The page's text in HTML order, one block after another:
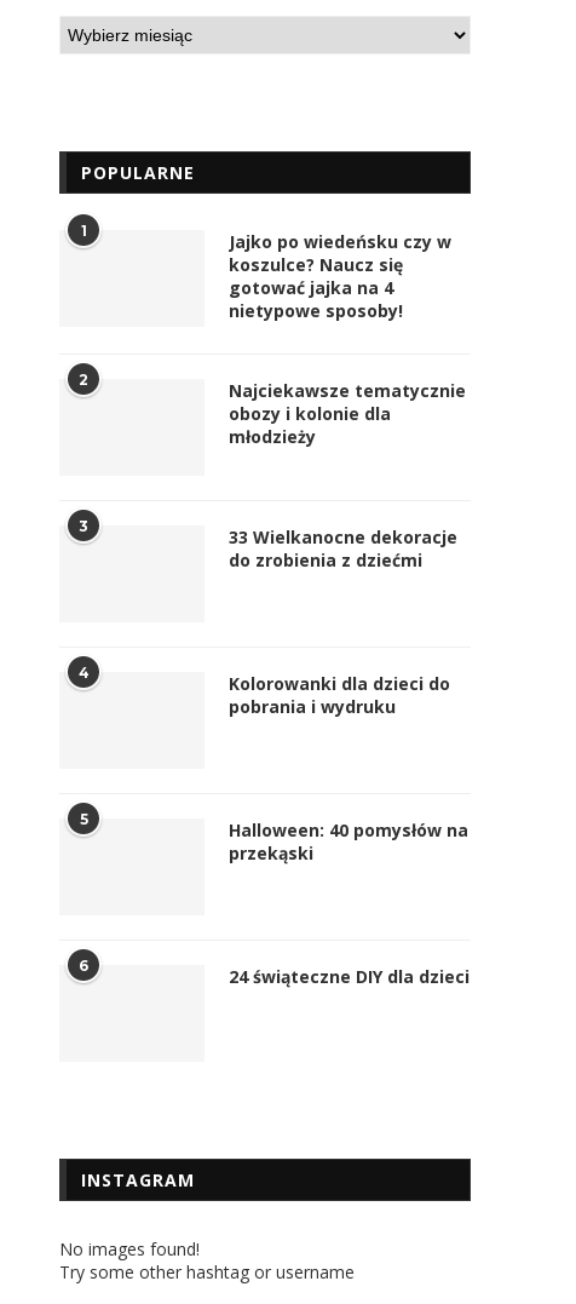
POPULARNE
1
Jajko po wiedeńsku czy w
koszulce? Naucz się
gotować jajka na 4
nietypowe sposoby!
2
Najciekawsze tematycznie
obozy i kolonie dla
młodzieży
3
33 Wielkanocne dekoracje
do zrobienia z dziećmi
4
Kolorowanki dla dzieci do
pobrania i wydruku
5
Halloween: 40 pomysłów na
przekąski
6 24 świąteczne DIY dla dzieci
INSTAGRAM
No images found!
Try some other hashtag or username